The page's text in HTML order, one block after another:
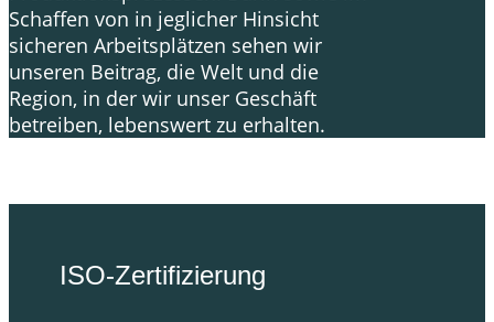
Schaffen von in jeglicher Hinsicht
sicheren Arbeitsplätzen sehen wir
unseren Beitrag, die Welt und die
Region, in der wir unser Geschäft
betreiben, lebenswert zu erhalten.
ISO-Zertifizierung